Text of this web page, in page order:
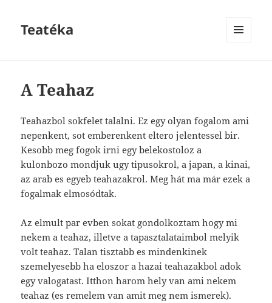
Teatéka
A Teahaz
Teahazbol sokfelet talalni. Ez egy olyan fogalom ami
nepenkent, sot emberenkent eltero jelentessel bir.
Kesobb meg fogok irni egy belekostoloz a
kulonbozo mondjuk ugy tipusokrol, a japan, a kinai,
az arab es egyeb teahazakrol. Meg hát ma már ezek a
fogalmak elmosódtak.
Az elmult par evben sokat gondolkoztam hogy mi
nekem a teahaz, illetve a tapasztalataimbol melyik
volt teahaz. Talan tisztabb es mindenkinek
szemelyesebb ha eloszor a hazai teahazakbol adok
egy valogatast. Itthon harom hely van ami nekem
teahaz (es remelem van amit meg nem ismerek).